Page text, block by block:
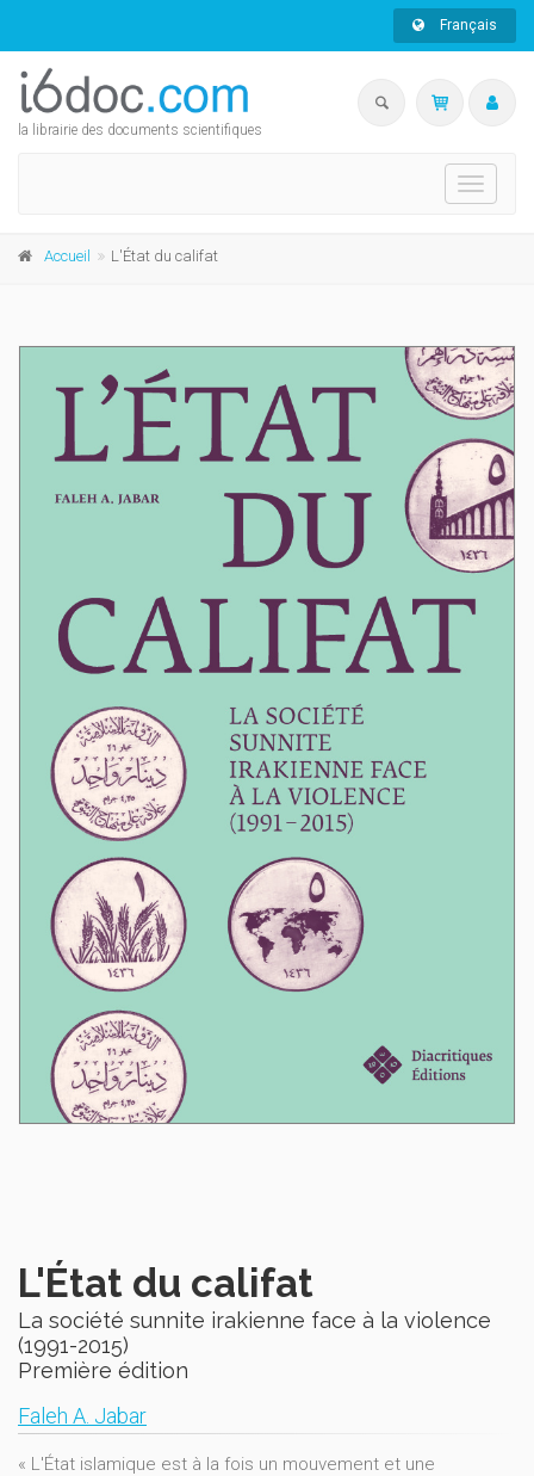
Français
la librairie des documents scientifiques
Toggle
Accueil L'État du califat
L'État du califat
La société sunnite irakienne face à la violence
(1991-2015)
Première édition
Faleh A. Jabar
« L'État islamique est à la fois un mouvement et une